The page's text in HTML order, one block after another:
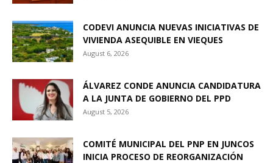
CODEVI ANUNCIA NUEVAS INICIATIVAS DE
VIVIENDA ASEQUIBLE EN VIEQUES
August 6, 2026
ÁLVAREZ CONDE ANUNCIA CANDIDATURA
A LA JUNTA DE GOBIERNO DEL PPD
August 5, 2026
COMITÉ MUNICIPAL DEL PNP EN JUNCOS
INICIA PROCESO DE REORGANIZACIÓN